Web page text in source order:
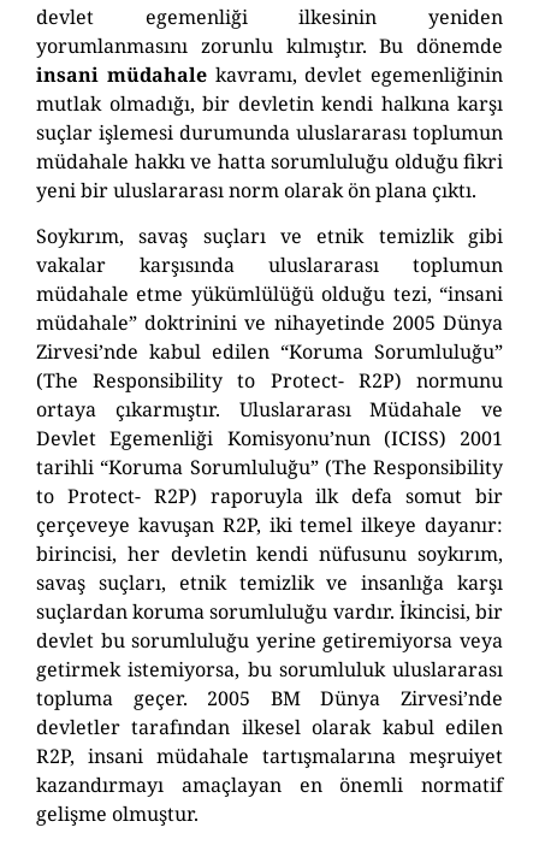
devlet egemenliği ilkesinin yeniden
yorumlanmasını zorunlu kılmıştır.Bu dönemde
insani müdahalekavramı, devlet egemenliğinin
mutlak olmadığı, bir devletin kendi halkına karşı
suçlar işlemesi durumunda uluslararası toplumun
müdahale hakkı ve hatta sorumluluğu olduğu fikri
yeni bir uluslararası norm olarakön plana çıktı.
Soykırım, savaş suçları ve etnik temizlik gibi
vakalar karşısında uluslararası toplumun
müdahale etme yükümlülüğü olduğu tezi, “insani
müdahale” doktrinini ve nihayetinde 2005 Dünya
Zirvesi’nde kabul edilen “Koruma Sorumluluğu”
(The Responsibility to Protect-R2P) normunu
ortaya çıkarmıştır. Uluslararası Müdahale ve
Devlet Egemenliği Komisyonu’nun (ICISS) 2001
tarihli “Koruma Sorumluluğu” (The Responsibility
to Protect-R2P) raporuyla ilk defa somut bir
çerçeveye kavuşan R2P, iki temel ilkeye dayanır:
birincisi, her devletin kendi nüfusunu soykırım,
savaş suçları, etnik temizlik ve insanlığa karşı
suçlardan koruma sorumluluğu vardır. İkincisi, bir
devlet bu sorumluluğu yerine getiremiyorsa veya
getirmek istemiyorsa, bu sorumluluk uluslararası
topluma geçer. 2005 BM Dünya Zirvesi’nde
devletler tarafından ilkesel olarak kabul edilen
R2P, insani müdahale tartışmalarına meşruiyet
kazandırmayı amaçlayan en önemli normatif
gelişme olmuştur.